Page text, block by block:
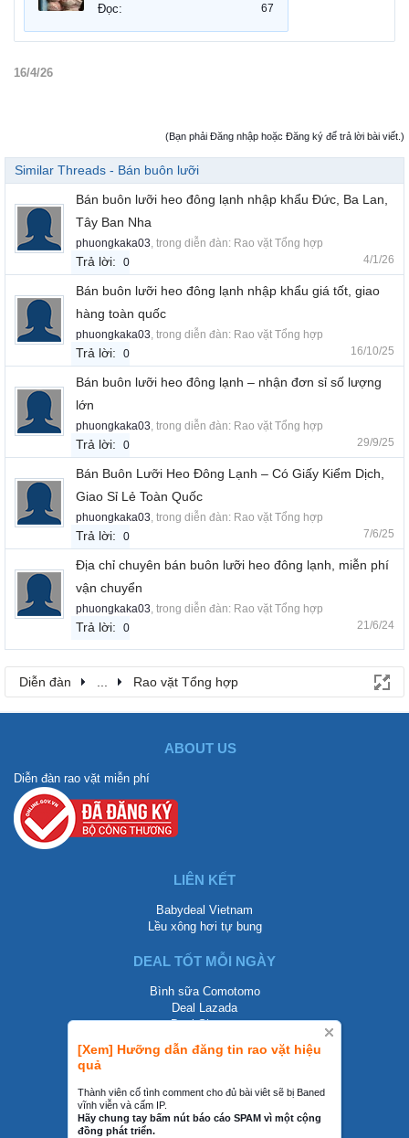
[Xem] Hưỡng dẫn đăng tin rao vặt hiệu
quả
Thành viên cố tình comment cho đủ bài viêt sẽ bị Baned
vĩnh viễn và cấm IP.
Hãy chung tay bấm nút báo cáo SPAM vì một cộng
đồng phát triển.
Đọc: 67
16/4/26
(Bạn phải Đăng nhập hoặc Đăng ký để trả lời bài viết.)
Similar Threads - Bán buôn lưỡi
Bán buôn lưỡi heo đông lạnh nhập khẩu Đức, Ba Lan,
Tây Ban Nha
phuongkaka03, trong diễn đàn: Rao vặt Tổng hợp
Trả lời: 0 4/1/26
Bán buôn lưỡi heo đông lạnh nhập khẩu giá tốt, giao
hàng toàn quốc
phuongkaka03, trong diễn đàn: Rao vặt Tổng hợp
Trả lời: 0 16/10/25
Bán buôn lưỡi heo đông lạnh – nhận đơn sỉ số lượng
lớn
phuongkaka03, trong diễn đàn: Rao vặt Tổng hợp
Trả lời: 0 29/9/25
Bán Buôn Lưỡi Heo Đông Lạnh – Có Giấy Kiểm Dịch,
Giao Sỉ Lẻ Toàn Quốc
phuongkaka03, trong diễn đàn: Rao vặt Tổng hợp
Trả lời: 0 7/6/25
Địa chỉ chuyên bán buôn lưỡi heo đông lạnh, miễn phí
vận chuyển
phuongkaka03, trong diễn đàn: Rao vặt Tổng hợp
Trả lời: 0 21/6/24
Diễn đàn ... Rao vặt Tổng hợp
ABOUT US
Diễn đàn rao vặt miễn phí
LIÊN KẾT
Babydeal Vietnam
Lều xông hơi tự bung
DEAL TỐT MỖI NGÀY
Bình sữa Comotomo
Deal Lazada
Deal Shopee
LIÊN HỆ
0858002468
contact@mraovat.vn